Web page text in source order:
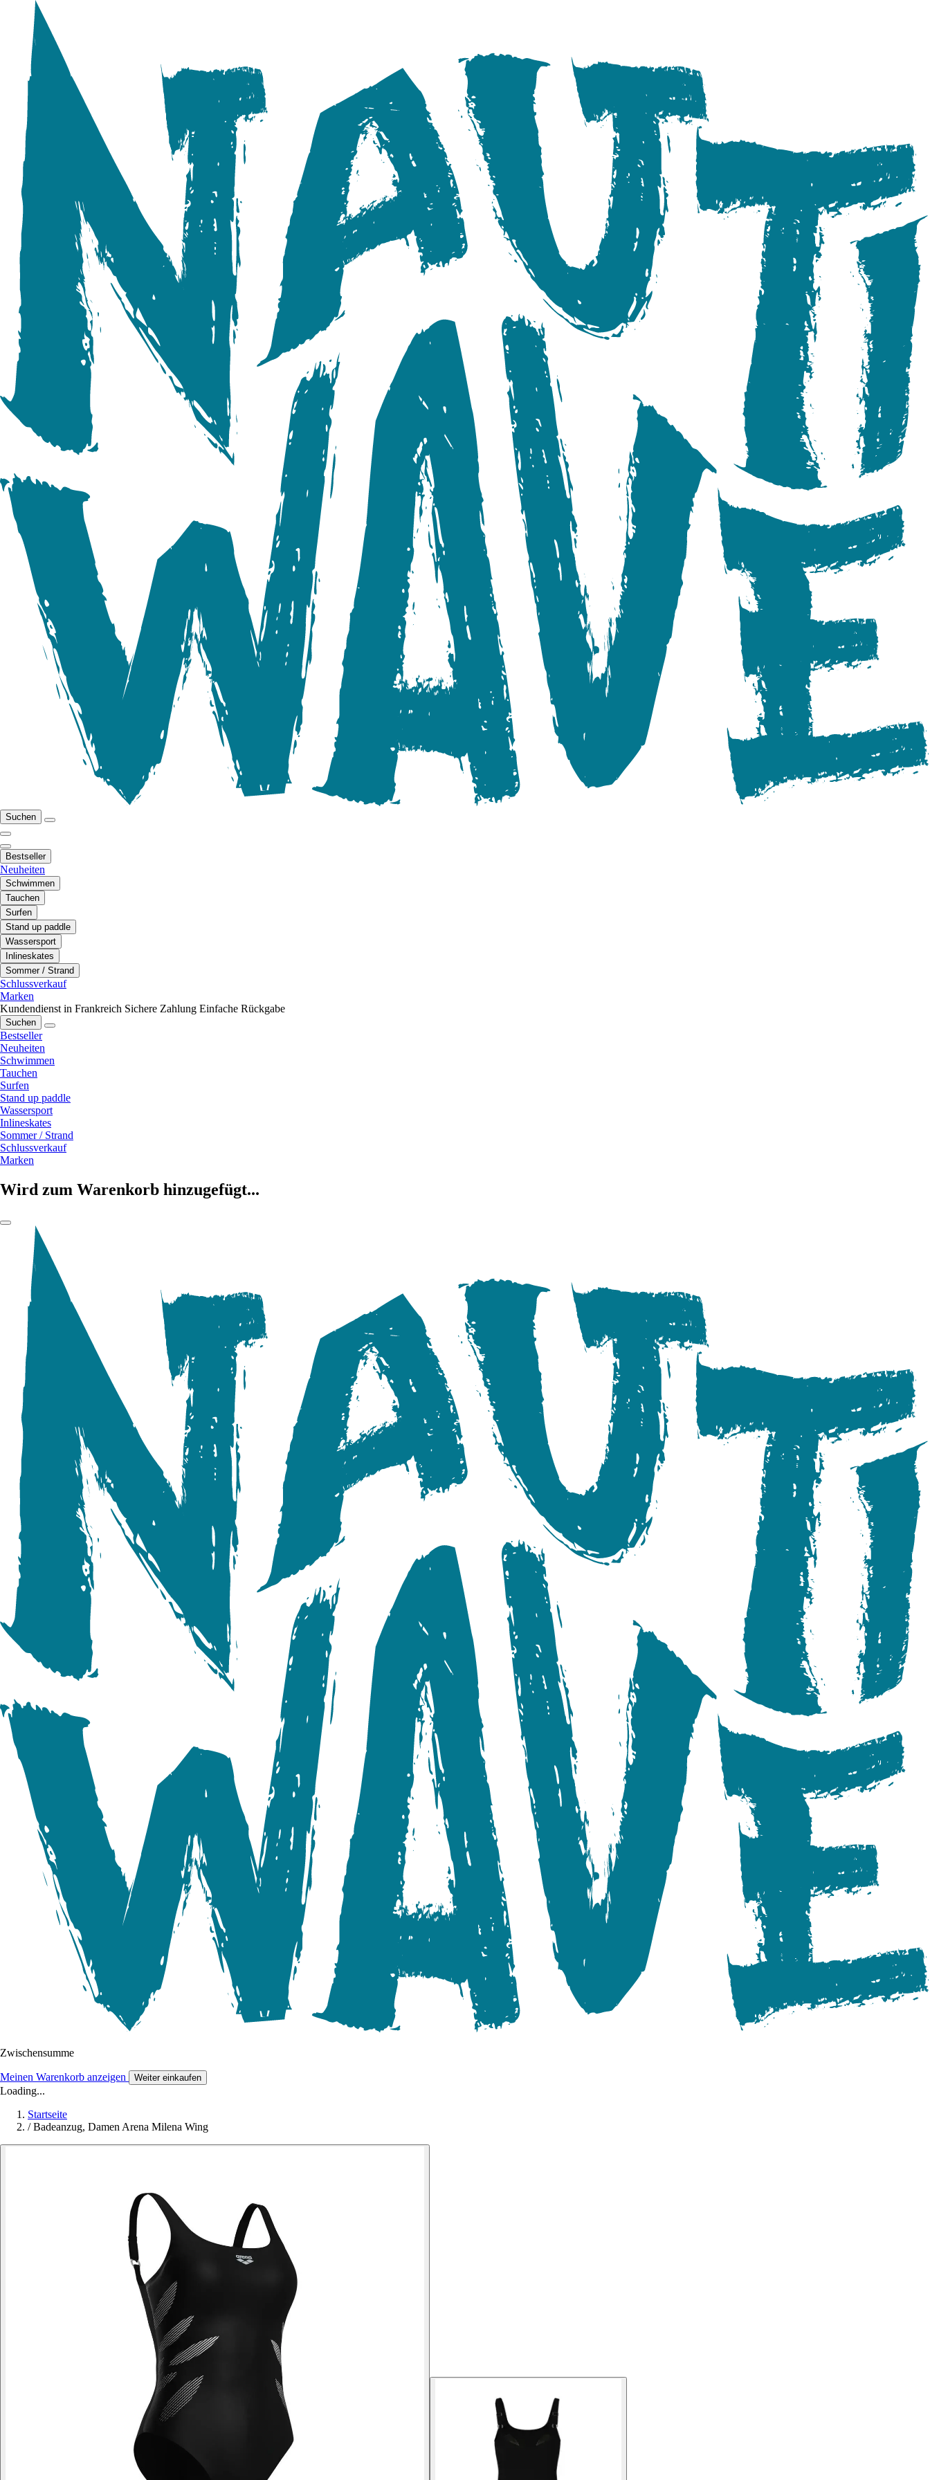
Suchen
Bestseller
Neuheiten
Schwimmen
Tauchen
Surfen
Stand up paddle
Wassersport
Inlineskates
Sommer / Strand
Schlussverkauf
Marken
Kundendienst in Frankreich Sichere Zahlung Einfache Rückgabe
Suchen
Bestseller
Neuheiten
Schwimmen
Tauchen
Surfen
Stand up paddle
Wassersport
Inlineskates
Sommer / Strand
Schlussverkauf
Marken
Wird zum Warenkorb hinzugefügt...
Zwischensumme
Meinen Warenkorb anzeigen Weiter einkaufen
Loading...
Startseite
/ Badeanzug, Damen Arena Milena Wing